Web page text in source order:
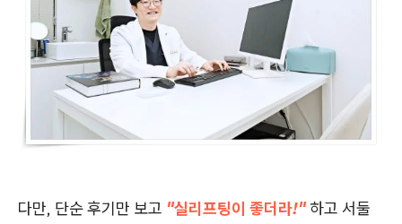
다만, 단순 후기만 보고 "실리프팅이 좋더라!"하고 서둘